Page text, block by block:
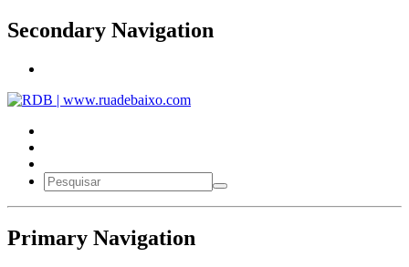
Secondary Navigation
Primary Navigation